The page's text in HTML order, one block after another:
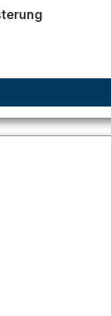
5 von 5 Sternen